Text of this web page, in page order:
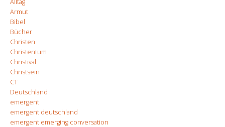
Armut
Bibel
Bücher
Christen
Christentum
Christival
Christsein
CT
Deutschland
emergent
emergent deutschland
emergent emerging conversation